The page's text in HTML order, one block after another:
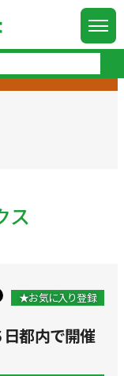
ス
★お気に入り登録
都内で開催